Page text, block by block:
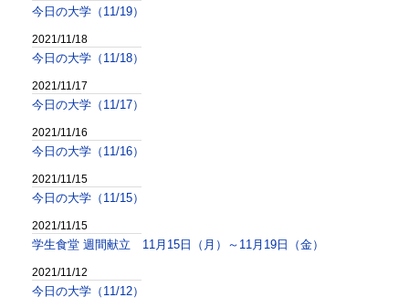
今日の大学（11/19）
2021/11/18
今日の大学（11/18）
2021/11/17
今日の大学（11/17）
2021/11/16
今日の大学（11/16）
2021/11/15
今日の大学（11/15）
2021/11/15
学生食堂 週間献立 11月15日（月）～11月19日（金）
2021/11/12
今日の大学（11/12）